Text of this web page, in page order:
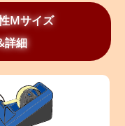
Mサイズ
詳細